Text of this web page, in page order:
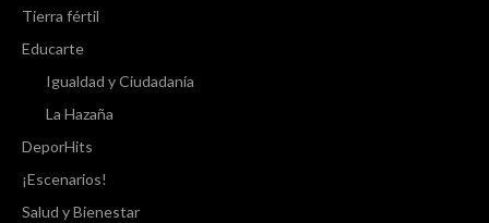
Tierra fértil
Educarte
Igualdad y Ciudadanía
La Hazaña
DeporHits
¡Escenarios!
Salud y Bienestar